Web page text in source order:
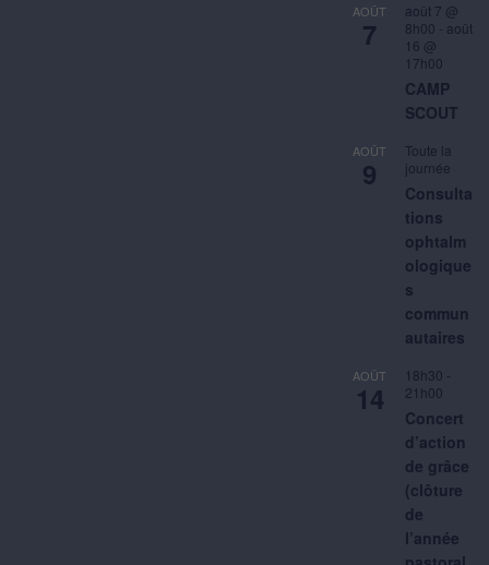
AOÛT
7
août 7 @
8h00 - août
16 @
17h00
CAMP
SCOUT
AOÛT
9
Toute la
journée
Consulta
tions
ophtalm
ologique
s
commun
autaires
AOÛT
14
18h30 -
21h00
Concert
d’action
de grâce
(clôture
de
l’année